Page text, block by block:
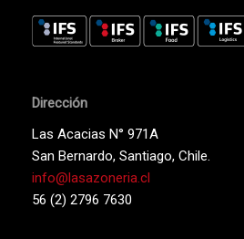
Dirección
Las Acacias N° 971A
San Bernardo, Santiago, Chile.
info@lasazoneria.cl
56 (2) 2796 7630